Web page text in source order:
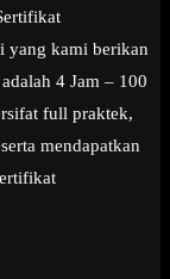
yang kami berikan
4 Jam – 100
full praktek,
mendapatkan